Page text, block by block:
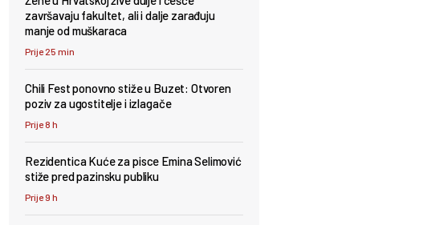
završavaju fakultet, ali i dalje zarađuju
manje od muškaraca
Prije 25 min
Chili Fest ponovno stiže u Buzet: Otvoren
poziv za ugostitelje i izlagače
Prije 8 h
Rezidentica Kuće za pisce Emina Selimović
stiže pred pazinsku publiku
Prije 9 h